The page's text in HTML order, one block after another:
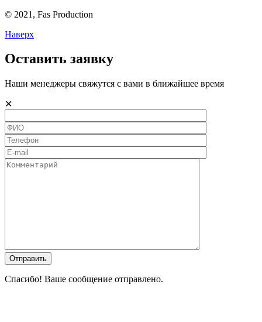
© 2021, Fas Production
Наверх
Оставить заявку
Наши менеджеры свяжутся с вами в ближайшее время
✕
Спасибо! Ваше сообщение отправлено.